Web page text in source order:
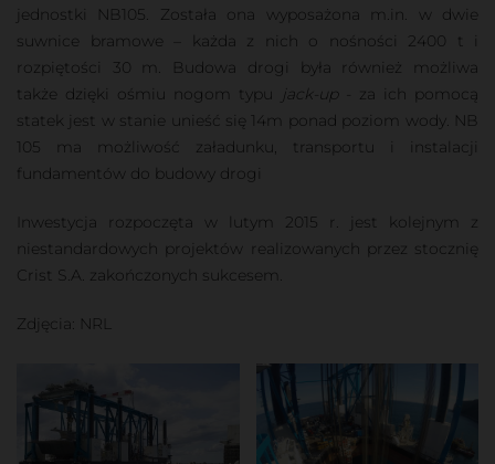
jednostki NB105. Została ona wyposażona m.in. w dwie
suwnice bramowe – każda z nich o nośności 2400 t i
rozpiętości 30 m. Budowa drogi była również możliwa
także dzięki ośmiu nogom typu
jack-up- za ich pomocą
statek jest w stanie unieść się 14m ponad poziom wody. NB
105 ma możliwość załadunku, transportu i instalacji
fundamentów do budowy drogi
Inwestycja rozpoczęta w lutym 2015 r. jest kolejnym z
niestandardowych projektów realizowanych przez stocznię
Crist S.A. zakończonych sukcesem.
Zdjęcia: NRL